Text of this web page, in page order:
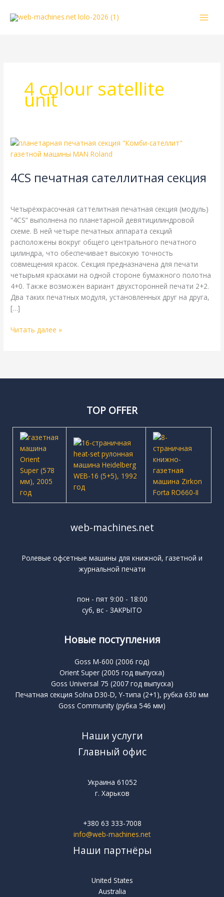
4 colour satellite
unit
4CS печатная сателлитная секция
Четырёхкрасочная саттелитная печатная секция (модуль)
“4CS” выполнена по планетарной девятицилиндровой
схеме. В ней четыре печатных аппарата секций
расположены вокруг общего центрального печатного
цилиндра, что обеспечивает высокую точность
совмещения красок. Секция предназначена для печати
четырьмя красками на одной стороне бумажного полотна
4+0. Также возможен вариант двухсторонней печати 2+2.
Два таких печатных модуля, установленных друг на друга,
[…]
4CS
печатная
секция
Читать далее »
TOP OFFER
web-machines.net
Ролевые офсетные машины для книжной, газетной и
журнальной печати
пон - пят 9:00 - 18:00
суб, вс - ЗАКРЫТО
Новые поступления
Goss M-600 (2006 год)
Orient Super (2005 год выпуска)
Goss Universal 75 (2007 год выпуска)
Печатная секция Solna D30-D, Y-типа (2+1), рубка 630 мм
Goss Community (рубка 546 мм)
Наши услуги
Главный офис
Украина 61052
г. Харьков
+380 63 333-7008
info@web-machines.net
Наши партнёры
United States
Australia